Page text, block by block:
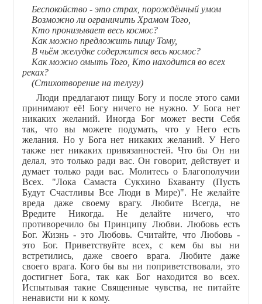
Беспокойство - это страх, порождённый умом
Возможно ли ограничить Храмом Того,
Кто пронизывает весь космос?
Как можно предложить пищу Тому,
В чьём желудке содержится весь космос?
Как можно омыть Того, Кто находится во всех
реках?
(Cтихотворение на телугу)
Люди предлагают пищу Богу и после этого сами
принимают её! Богу ничего не нужно. У Бога нет
никаких желаний. Иногда Бог может вести Себя
так, что вы можете подумать, что у Него есть
желания. Но у Бога нет никаких желаний. У Него
также нет никаких привязанностей. Что бы Он ни
делал, это только ради вас. Он говорит, действует и
думает только ради вас. Молитесь о Благополучии
Всех. "Лока Самаста Сукхино Бхаванту (Пусть
Будут Счастливы Все Люди в Мире)". Не желайте
вреда даже своему врагу. Любите Всегда, не
Вредите Никогда. Не делайте ничего, что
противоречило бы Принципу Любви. Любовь есть
Бог. Жизнь - это Любовь. Считайте, что Любовь -
это Бог. Приветствуйте всех, с кем бы вы ни
встретились, даже своего врага. Любите даже
своего врага. Кого бы вы ни поприветствовали, это
достигнет Бога, так как Бог находится во всех.
Испытывая такие Священные чувства, не питайте
ненависти ни к кому.